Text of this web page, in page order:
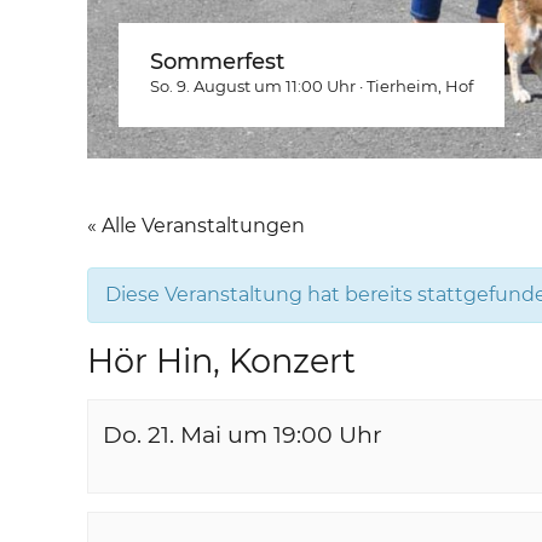
Sommerfest
So. 9. August um 11:00 Uhr ·Tierheim , Hof
« Alle Veranstaltungen
Diese Veranstaltung hat bereits
Hör Hin, Konzert
Do. 21. Mai um 19:00 Uhr